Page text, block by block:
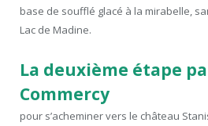
base de soufflé glacé à la mirabelle,
Lac de Madine.
La deuxième étape
Commercy
pour s’acheminer vers le château